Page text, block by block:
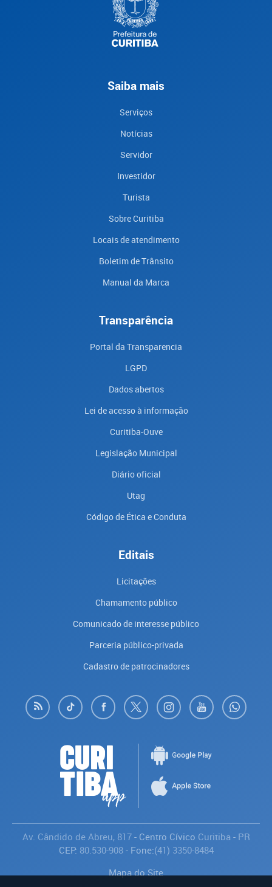
Saiba mais
Serviços
Notícias
Servidor
Investidor
Turista
Sobre Curitiba
Locais de atendimento
Boletim de Trânsito
Manual da Marca
Transparência
Portal da Transparencia
LGPD
Dados abertos
Lei de acesso à informação
Curitiba-Ouve
Legislação Municipal
Diário oficial
Utag
Código de Ética e Conduta
Editais
Licitações
Chamamento público
Comunicado de interesse público
Parceria público-privada
Cadastro de patrocinadores
Av. Cândido de Abreu, 817- Centro Cívico Curitiba - PR
CEP: 80.530-908- Fone:(41) 3350-8484
Mapa do Site